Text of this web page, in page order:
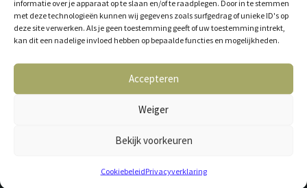
informatie over je apparaat op te slaan en/of te raadplegen. Door in te stemmen
met deze technologieën kunnen wij gegevens zoals surfgedrag of unieke ID's op
deze site verwerken. Als je geen toestemming geeft of uw toestemming intrekt,
kan dit een nadelige invloed hebben op bepaalde functies en mogelijkheden.
Accepteren
Weiger
Bekijk voorkeuren
CookiebeleidPrivacyverklaring
HOUTEN VLOEREN
Goedkope houten vloeren kunnen – zoals zoveel houten objecten –
ook geschilderd worden. Je vindt ze dan ook veel in
Tuin of Wonen Landelijke Stijl. Bij Plankenland hebben wij veel
creëer je heel makkelijk de gewenste uitstraling.